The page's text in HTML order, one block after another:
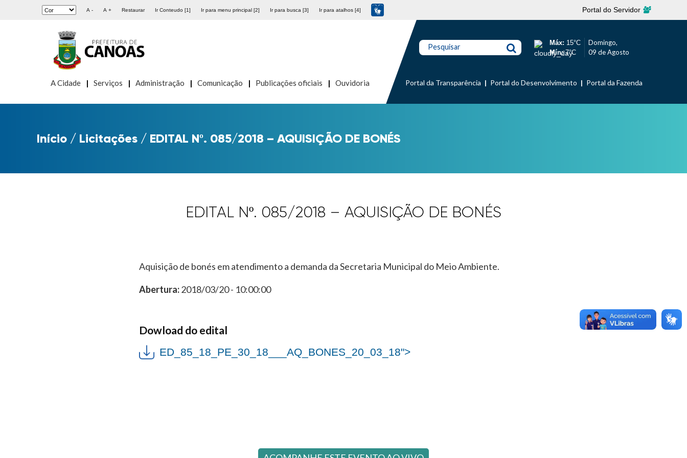
A - A + Restaurar Ir Conteudo [1] Ir para menu principal [2] Ir para busca [3] Ir para atalhos [4] Portal do Servidor
A Cidade Serviços Administração Comunicação Publicações oficiais Ouvidoria
Pesquisar Máx: 15°C
Mín:7°C
Domingo,
09 de Agosto
Portal da Transparência Portal do Desenvolvimento Portal da Fazenda
Início / Licitações / EDITAL Nº. 085/2018 – AQUISIÇÃO DE BONÉS
EDITAL Nº. 085/2018 – AQUISIÇÃO DE BONÉS
Aquisição de bonés em atendimento a demanda da Secretaria Municipal do Meio Ambiente.
Abertura:2018/03/20 - 10:00:00
Dowload do edital
ED_85_18_PE_30_18___AQ_BONES_20_03_18">